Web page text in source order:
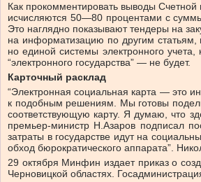
Как прокомментировать выводы
исчисляются 50—80 процентами с суммы
Это наглядно показывают тендеры на
на информатизацию по другим
но единой системы электронного
“электронного государства” — не будет.
Карточный расклад
“Электронная социальная карта — это
к подобным решениям. Мы готовы
соответствующую карту. Я думаю, что
премьер-министр Н.Азаров подписал
затраты в государстве идут на
обход бюрократического аппарата”.
29 октября Минфин издает приказ о
Черновицкой областях.